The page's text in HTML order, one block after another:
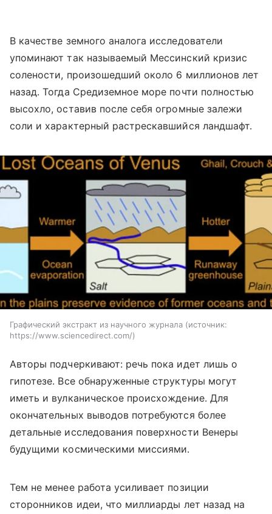
В качестве земного аналога исследователи
упоминают так называемый Мессинский кризис
солености, произошедший около 6 миллионов лет
назад. Тогда Средиземное море почти полностью
высохло, оставив после себя огромные залежи
соли и характерный растрескавшийся ландшафт.
Графический экстракт из научного журнала
источник:
https://www.sciencedirect.com/
Авторы подчеркивают: речь пока идет лишь о
гипотезе. Все обнаруженные структуры могут
иметь и вулканическое происхождение. Для
окончательных выводов потребуются более
детальные исследования поверхности Венеры
будущими космическими миссиями.
Тем не менее работа усиливает позиции
сторонников идеи, что миллиарды лет назад на